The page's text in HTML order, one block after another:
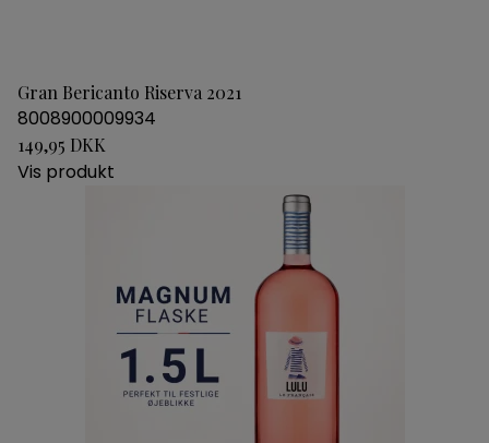
Gran Bericanto Riserva 2021
8008900009934
149,95 DKK
Vis produkt